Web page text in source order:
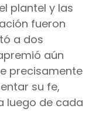
plantel y las
fueron
a dos
aún
precisamente
su fe,
luego de cada